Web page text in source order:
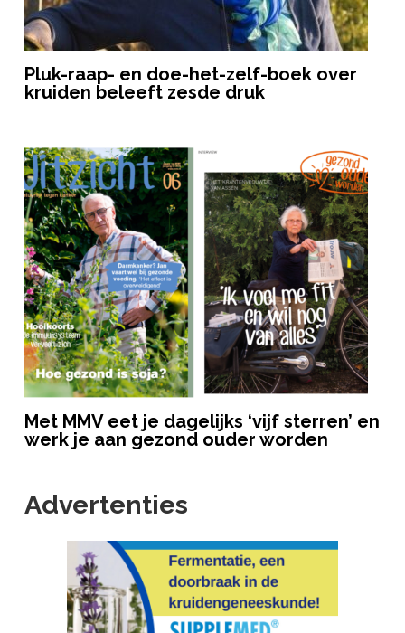
Pluk-raap- en doe-het-zelf-boek over
kruiden beleeft zesde druk
Met MMV eet je dagelijks ‘vijf sterren’ en
werk je aan gezond ouder worden
Advertenties